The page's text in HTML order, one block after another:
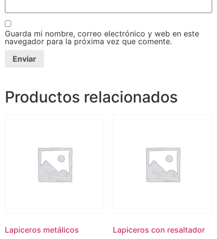
Guarda mi nombre, correo electrónico y web en este
navegador para la próxima vez que comente.
Productos relacionados
Lapiceros metálicos Lapiceros con resaltador